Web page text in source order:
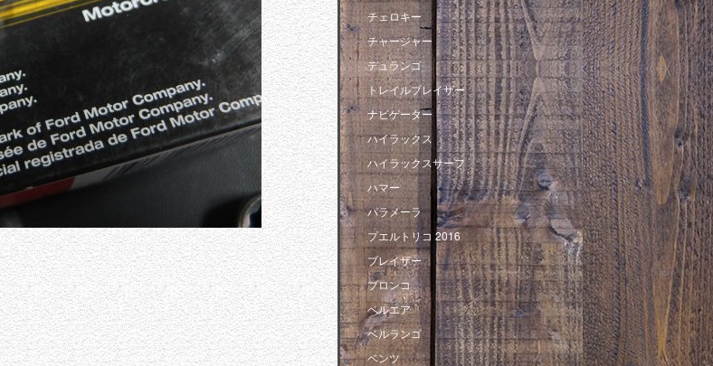
チェロキー
チャージャー
デュランゴ
トレイルブレイザー
ナビゲーター
ハイラックス
ハイラックスサーフ
ハマー
パラメーラ
プエルトリコ 2016
ブレイザー
ブロンコ
ベルエア
ベルランゴ
ベンツ